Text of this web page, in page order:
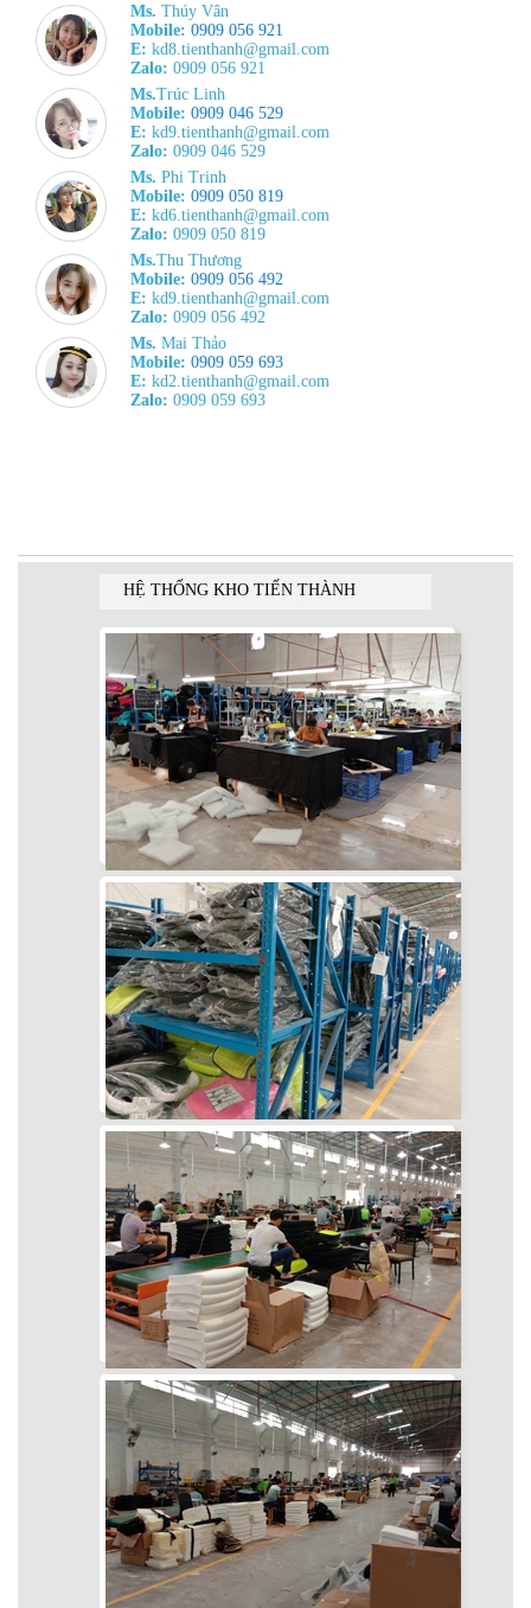
Ms. Thúy Vân
Mobile: 0909 056 921
E: kd8.tienthanh@gmail.com
Zalo: 0909 056 921
Ms.Trúc Linh
Mobile: 0909 046 529
E: kd9.tienthanh@gmail.com
Zalo: 0909 046 529
Ms. Phi Trinh
Mobile: 0909 050 819
E: kd6.tienthanh@gmail.com
Zalo: 0909 050 819
Ms.Thu Thương
Mobile: 0909 056 492
E: kd9.tienthanh@gmail.com
Zalo: 0909 056 492
Ms. Mai Thảo
Mobile: 0909 059 693
E: kd2.tienthanh@gmail.com
Zalo: 0909 059 693
HỆ THỐNG KHO TIẾN THÀNH